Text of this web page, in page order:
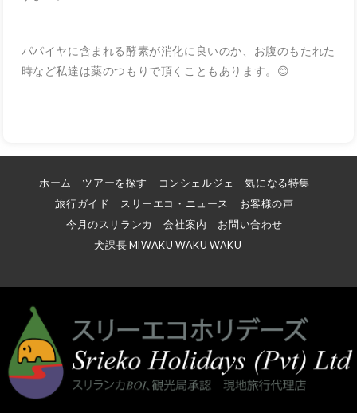
パパイヤに含まれる酵素が消化に良いのか、お腹のもたれた
時など私達は薬のつもりで頂くこともあります。😊
ホーム ツアーを探す コンシェルジェ
気になる特集
旅行ガイド
スリーエコ・ニュース
お客様の声
今月のスリランカ
会社案内
お問い合わせ
犬課長 MIWAKU WAKU WAKU